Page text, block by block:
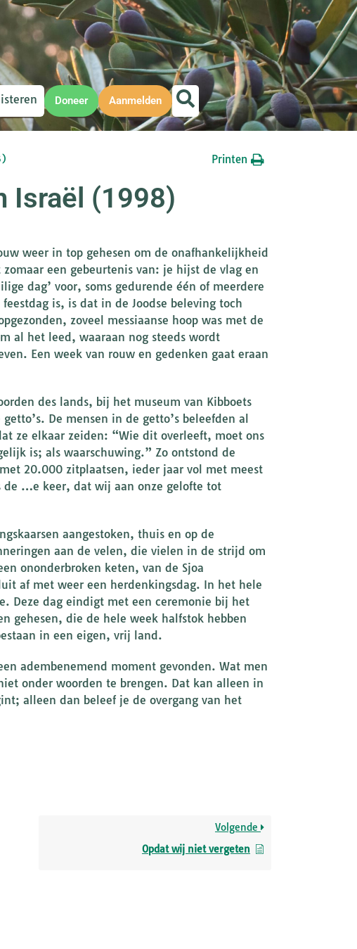
Doneer Aanmelden
Printen
Israël (1998)
weer in top gehesen om de onafhankelijkheid
een gebeurtenis van: je hijst de vlag en
dag’ voor, soms gedurende één of meerdere
is, is dat in de Joodse beleving toch
zoveel messiaanse hoop was met de
al het leed, waaraan nog steeds wordt
Een week van rouw en gedenken gaat eraan
des lands, bij het museum van Kibboets
De mensen in de getto’s beleefden al
ze elkaar zeiden: “Wie dit overleeft, moet ons
is; als waarschuwing.” Zo ontstond de
20.000 zitplaatsen, ieder jaar vol met meest
…e keer, dat wij aan onze gelofte tot
aangestoken, thuis en op de
aan de velen, die vielen in de strijd om
ononderbroken keten, van de Sjoa
af met weer een herdenkingsdag. In het hele
Deze dag eindigt met een ceremonie bij het
gehesen, die de hele week halfstok hebben
in een eigen, vrij land.
adembenemend moment gevonden. Wat men
onder woorden te brengen. Dat kan alleen in
alleen dan beleef je de overgang van het
Volgende
Opdat wij niet vergeten